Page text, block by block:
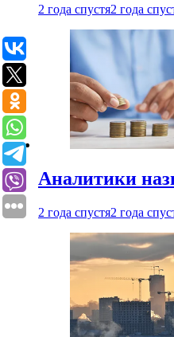
2 года спустя2 года
Аналитики
2 года спустя2 года